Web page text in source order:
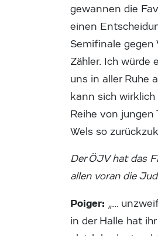
gewannen die
einen
Semifinale
Zähler. Ich würde
uns in aller Ruhe
kann sich
Reihe von jungen
Wels so
Der ÖJV hat das
allen voran die
Poiger: „…
in der Halle hat